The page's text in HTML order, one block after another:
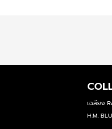
เฉลียง
H.M.